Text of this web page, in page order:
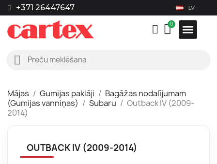
+371 26447647 LV
Mājas Gumijas paklāji
Bagāžas nodalījumam
(Gumijas vanniņas)
Subaru
Outback IV (2009-
2014)
OUTBACK IV (2009-2014)